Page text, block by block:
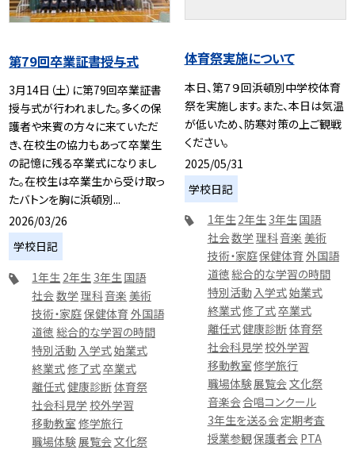
第79回卒業証書授与式
3月14日（土）に第79回卒業証書
授与式が行われました。多くの保
護者や来賓の方々に来ていただ
き、在校生の協力もあって卒業生
の記憶に残る卒業式になりまし
た。在校生は卒業生から受け取っ
たバトンを胸に浜頓別...
2026/03/26
学校日記
1年生 2年生 3年生 国語
社会数学 理科音楽 美術
技術・家庭保健体育 外国語
道徳 総合的な学習の時間
特別活動 入学式始業式
終業式修了式卒業式
離任式健康診断体育祭
社会科見学 校外学習
移動教室 修学旅行
職場体験 展覧会文化祭
体育祭実施について
本日、第７９回浜頓別中学校体育
祭を実施します。また、本日は気温
が低いため、防寒対策の上ご観戦
ください。
2025/05/31
学校日記
1年生2年生 3年生国語
社会数学 理科音楽 美術
技術・家庭保健体育 外国語
道徳総合的な学習の時間
特別活動入学式始業式
終業式修了式卒業式
離任式健康診断体育祭
社会科見学 校外学習
移動教室修学旅行
職場体験展覧会文化祭
音楽会合唱コンクール
3年生を送る会定期考査
授業参観保護者会 PTA